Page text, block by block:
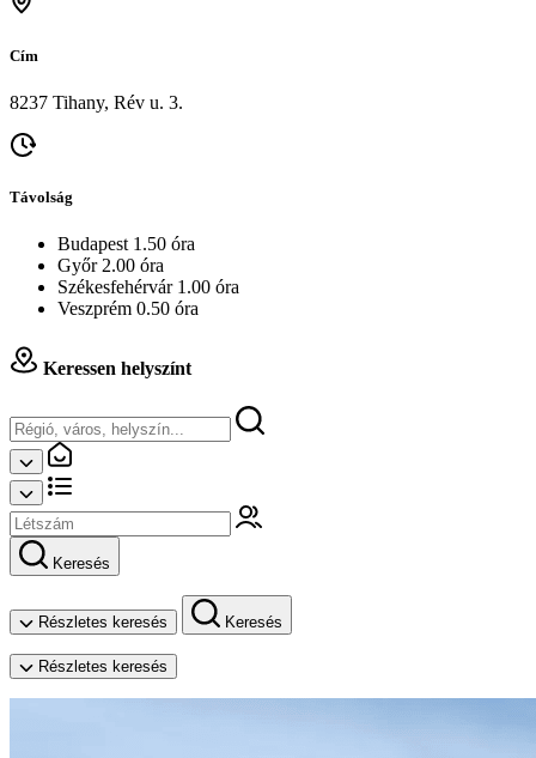
Cím
8237 Tihany, Rév u. 3.
Távolság
Budapest 1.50 óra
Győr 2.00 óra
Székesfehérvár 1.00 óra
Veszprém 0.50 óra
Keressen helyszínt
Keresés
Részletes keresés Keresés
Részletes keresés